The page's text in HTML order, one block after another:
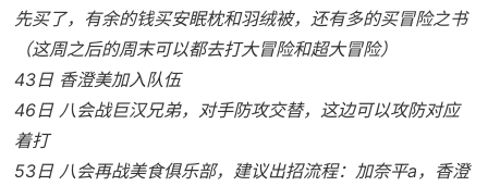
先买了，有余的钱买安眠枕和羽绒被，还有多的买冒险之书
（这周之后的周末可以都去打大冒险和超大冒险）
43日 香澄美加入队伍
46日 八会战巨汉兄弟，对手防攻交替，这边可以攻防对应
着打
53日 八会再战美食俱乐部，建议出招流程：加奈平a，香澄